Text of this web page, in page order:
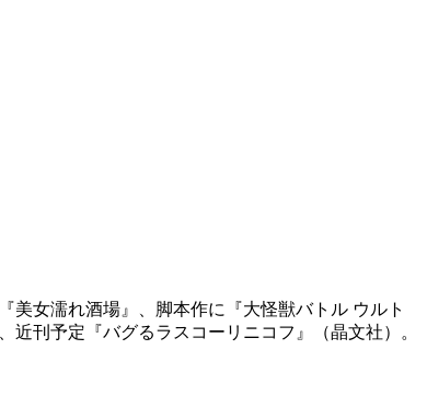
美女濡れ酒場』、脚本作に『大怪獣バトル ウルト
刊予定『バグるラスコーリニコフ』（晶文社）。